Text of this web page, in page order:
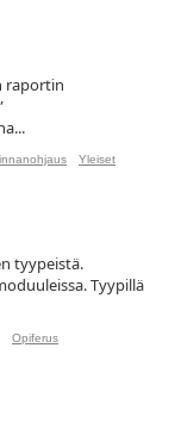
raportin
Yleiset
tyypeistä.
Tyypillä
Opiferus